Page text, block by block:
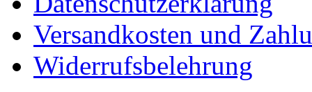
Versandkosten und
Widerrufsbelehrung